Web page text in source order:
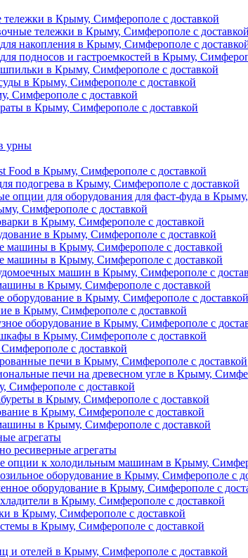
тележки в Крыму, Симферополе с доставкой
тележки в Крыму, Симферополе с доставкой
накопления в Крыму, Симферополе с
подносов и гастроемкостей в Крыму,
в Крыму, Симферополе с доставкой
в Крыму, Симферополе с доставкой
Симферополе с доставкой
в Крыму, Симферополе с доставкой
урны
Food в Крыму, Симферополе с доставкой
подогрева в Крыму, Симферополе с доставкой
опции для оборудования для фаст-фуда в
Симферополе с доставкой
в Крыму, Симферополе с доставкой
в Крыму, Симферополе с доставкой
машины в Крыму, Симферополе с доставкой
машины в Крыму, Симферополе с доставкой
машин в Крыму, Симферополе с
в Крыму, Симферополе с доставкой
оборудование в Крыму, Симферополе с доставкой
в Крыму, Симферополе с доставкой
оборудование в Крыму, Симферополе с
в Крыму, Симферополе с доставкой
с доставкой
печи в Крыму, Симферополе с доставкой
печи на древесном угле в Крыму,
Симферополе с доставкой
в Крыму, Симферополе с доставкой
в Крыму, Симферополе с доставкой
в Крыму, Симферополе с доставкой
агрегаты
ресиверные агрегаты
опции к холодильным машинам в Крыму,
оборудование в Крыму, Симферополе с
оборудование в Крыму, Симферополе с
в Крыму, Симферополе с доставкой
в Крыму, Симферополе с доставкой
в Крыму, Симферополе с доставкой
и отелей в Крыму, Симферополе с доставкой